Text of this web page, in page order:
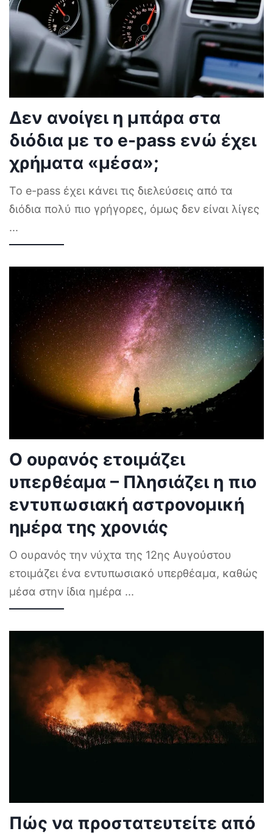
Δεν ανοίγει η μπάρα στα
διόδια με το e-pass ενώ έχει
χρήματα «μέσα»;
Το e-pass έχει κάνει τις διελεύσεις από τα
διόδια πολύ πιο γρήγορες, όμως δεν είναι λίγες
...
Ο ουρανός ετοιμάζει
υπερθέαμα – Πλησιάζει η πιο
εντυπωσιακή αστρονομική
ημέρα της χρονιάς
Ο ουρανός την νύχτα της 12ης Αυγούστου
ετοιμάζει ένα εντυπωσιακό υπερθέαμα, καθώς
μέσα στην ίδια ημέρα ...
Πώς να προστατευτείτε από